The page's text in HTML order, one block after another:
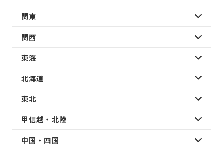
関東
関西
東海
北海道
東北
甲信越・北陸
中国・四国